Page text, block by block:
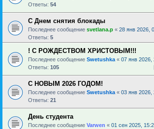
Ответы: 54
С Днем снятия блокады
Последнее сообщение svetlana.p « 28 янв 2026,
Ответы: 5
! С РОЖДЕСТВОМ ХРИСТОВЫМ!!!
Последнее сообщение Swetushka « 07 янв 2026,
Ответы: 105
С НОВЫМ 2026 ГОДОМ!
Последнее сообщение Swetushka « 03 янв 2026,
Ответы: 21
День студента
Последнее сообщение Varwen « 01 сен 2025,